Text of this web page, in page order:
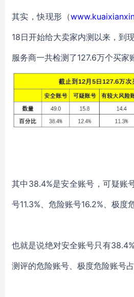
其实，快现形（
18日开始给大卖家内测以来，到
服务商一共检测了127.6万个买家
其中 38.4%是安全账号，可疑账
号11.3%、危险账号16.2%、极度
也就是说绝对安全账号只有38.4%
测评的危险账号、极度危险账号